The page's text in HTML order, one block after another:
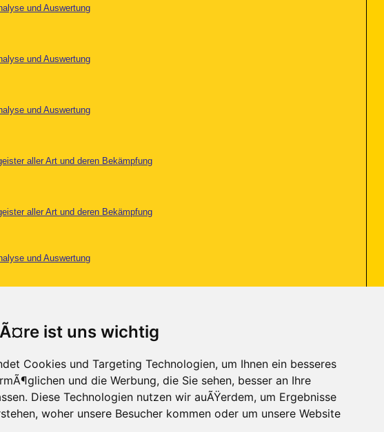
ist uns wichtig
Cookies und Targeting Technologien, um Ihnen ein besseres
und die Werbung, die Sie sehen, besser an Ihre
Diese Technologien nutzen wir auÃŸerdem, um Ergebnisse
woher unsere Besucher kommen oder um unsere Website
und Auswertung
und Auswertung
und Auswertung
aller Art und deren Bekämpfung
aller Art und deren Bekämpfung
und Auswertung
Seite 2 von 5